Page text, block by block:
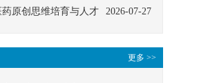
2026-07-27
原创思维培育与人才
更多 >>